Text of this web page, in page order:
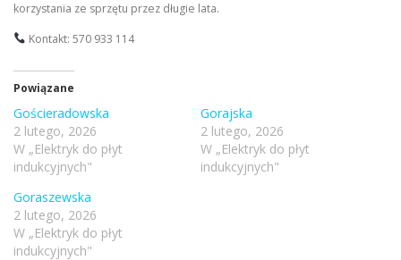
korzystania ze sprzętu przez długie lata.
Kontakt: 570 933 114
Powiązane
Gościeradowska
2 lutego, 2026
W „Elektryk do płyt
indukcyjnych"
Gorajska
2 lutego, 2026
W „Elektryk do płyt
indukcyjnych"
Goraszewska
2 lutego, 2026
W „Elektryk do płyt
indukcyjnych"